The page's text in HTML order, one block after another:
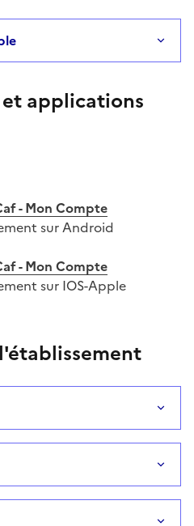
et applications
- Mon Compte
sur Android
- Mon Compte
sur IOS-Apple